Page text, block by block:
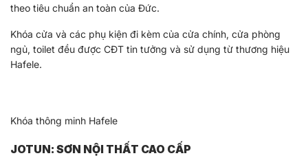
theo tiêu chuẩn an toàn của Đức.
Khóa cửa và các phụ kiện đi kèm của cửa chính, cửa phòng
ngủ, toilet đều được CĐT tin tưởng và sử dụng từ thương hiệu
Hafele.
Khóa thông minh Hafele
JOTUN: SƠN NỘI THẤT CAO CẤP